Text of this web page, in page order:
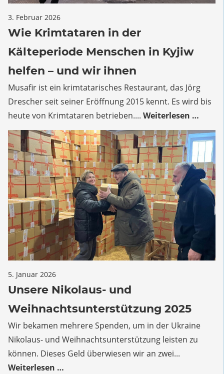
3. Februar 2026
in
Menschen
in
Kyjiw
–
und
wir
ihnen
Wie Krimtataren in der
Kälteperiode Menschen in Kyjiw
helfen – und wir ihnen
Musafir ist ein krimtatarisches Restaurant, das Jörg
Drescher seit seiner Eröffnung 2015 kennt. Es wird bis
heute von Krimtataren betrieben.... Weiterlesen …
5. Januar 2026
und
Weihnachtsunterstützung
Unsere Nikolaus- und
Weihnachtsunterstützung 2025
Wir bekamen mehrere Spenden, um in der Ukraine
Nikolaus- und Weihnachtsunterstützung leisten zu
können. Dieses Geld überwiesen wir an zwei...
Weiterlesen …